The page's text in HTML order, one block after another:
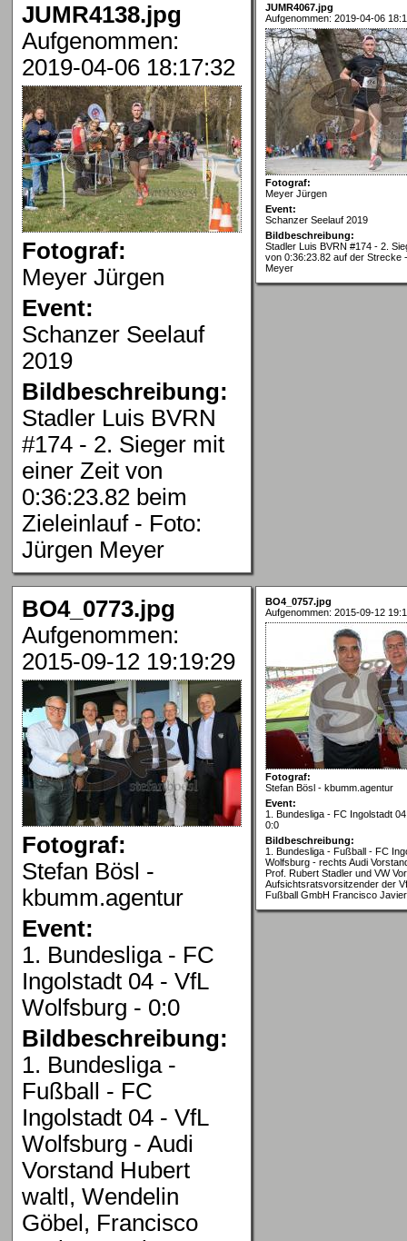
JUMR4138.jpg
Aufgenommen:
2019-04-06 18:17:32
Fotograf:
Meyer Jürgen
Event:
Schanzer Seelauf
2019
Bildbeschreibung:
Stadler Luis BVRN
#174 - 2. Sieger mit
einer Zeit von
0:36:23.82 beim
Zieleinlauf - Foto:
Jürgen Meyer
JUMR4067.jpg
Aufgenommen: 2019-04-06
Fotograf:
Meyer Jürgen
Event:
Schanzer Seelauf 2019
Bildbeschreibung:
Stadler Luis BVRN #174 - 2.
von 0:36:23.82 auf der Strecke
Meyer
BO4_0773.jpg
Aufgenommen:
2015-09-12 19:19:29
Fotograf:
Stefan Bösl -
kbumm.agentur
Event:
1. Bundesliga - FC
Ingolstadt 04 - VfL
Wolfsburg - 0:0
Bildbeschreibung:
1. Bundesliga -
Fußball - FC
Ingolstadt 04 - VfL
Wolfsburg - Audi
Vorstand Hubert
waltl, Wendelin
Göbel, Francisco
BO4_0757.jpg
Aufgenommen: 2015-09-12
Fotograf:
Stefan Bösl - kbumm.agentur
Event:
1. Bundesliga - FC Ingolstadt
0:0
Bildbeschreibung:
1. Bundesliga - Fußball - FC
Wolfsburg - rechts Audi
Prof. Rubert Stadler und VW
Aufsichtsratsvorsitzender der
Fußball GmbH Francisco